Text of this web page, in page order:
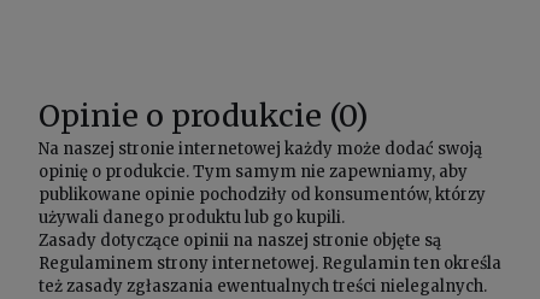
Opinie o produkcie (0)
Na naszej stronie internetowej każdy może dodać swoją
opinię o produkcie. Tym samym nie zapewniamy, aby
publikowane opinie pochodziły od konsumentów, którzy
używali danego produktu lub go kupili.
Zasady dotyczące opinii na naszej stronie objęte są
Regulaminem strony internetowej. Regulamin ten określa
też zasady zgłaszania ewentualnych treści nielegalnych.